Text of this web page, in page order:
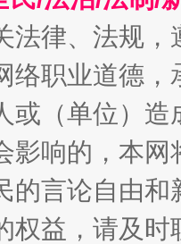
魏明亮
法律、法规
络职业道德
或（单位）
影响的，本
的言论自由
权益，请及